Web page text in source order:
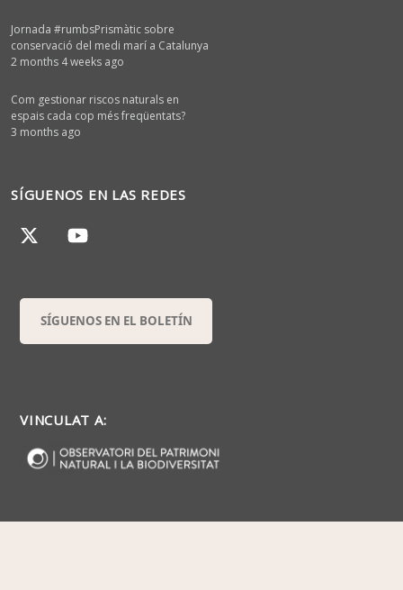
Jornada #rumbsPrismàtic sobre
conservació del medi marí a Catalunya
2 months 4 weeks ago
Com gestionar riscos naturals en
espais cada cop més freqüentats?
3 months ago
SÍGUENOS EN LAS REDES
SÍGUENOS EN EL BOLETÍN
VINCULAT A: